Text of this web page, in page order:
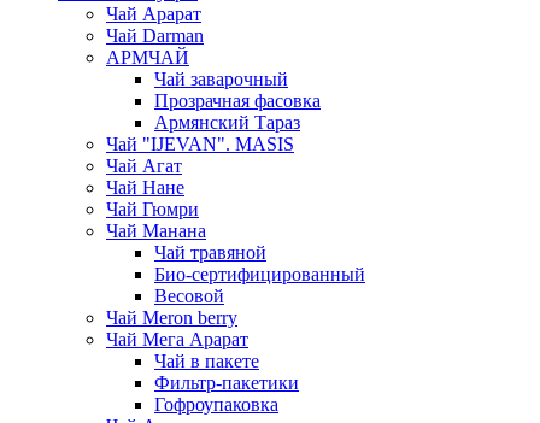
Чай Арарат
Чай Darman
АРМЧАЙ
Чай заварочный
Прозрачная фасовка
Армянский Тараз
Чай "IJEVAN". MASIS
Чай Агат
Чай Нане
Чай Гюмри
Чай Манана
Чай травяной
Био-сертифицированный
Весовой
Чай Meron berry
Чай Мега Арарат
Чай в пакете
Фильтр-пакетики
Гофроупаковка